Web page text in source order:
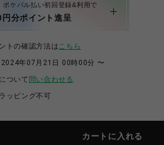
ポケパル払い初回登録&利用で
分ポイント進呈
トの確認方法はこちら
年07月21日 00時00分 〜
ついて 問い合わせる
ッピング不可
カートに入れる